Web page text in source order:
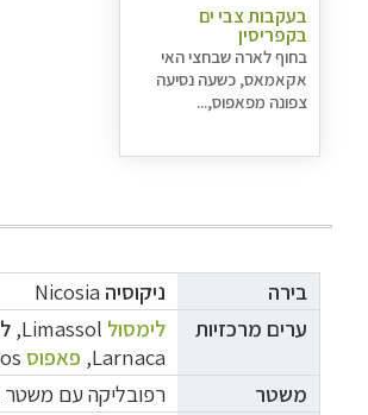
בעקבות צבי ים
בקפריסין
בחוף לארה שבחצי האי
אקאמאס, כשעה נסיעה
צפונה מפאפוס,...
בירה ניקוסיה
ערים מרכזיות
לימסול
Larnaca, פאפוס
משטר
רפובליקה עם משטר